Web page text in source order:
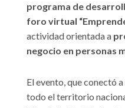
programa de
foro virtual
actividad orientada a
negocio en personas
El evento, que conectó
todo el territorio